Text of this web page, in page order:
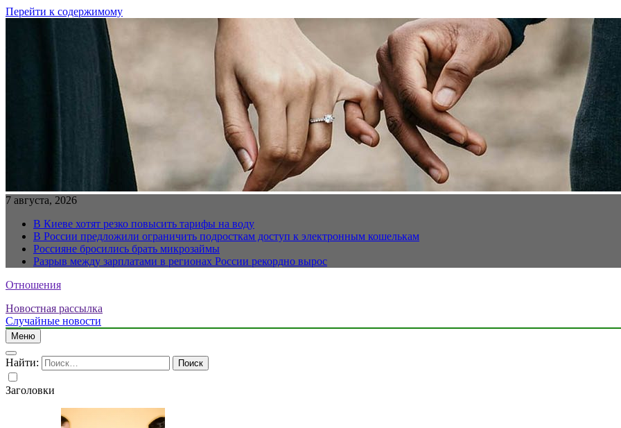
Перейти к содержимому
7 августа, 2026
В Киеве хотят резко повысить тарифы на воду
В России предложили ограничить подросткам доступ к электронным кошелькам
Россияне бросились брать микрозаймы
Разрыв между зарплатами в регионах России рекордно вырос
Отношения
Новостная рассылка
Случайные новости
Меню
Найти:
Заголовки